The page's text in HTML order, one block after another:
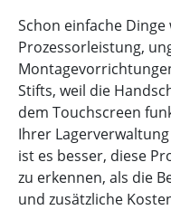
Schon einfache
Prozessorleistung,
Stifts, weil die
dem Touchscreen
Ihrer
ist es besser, diese
zu erkennen, als die
und zusätzliche